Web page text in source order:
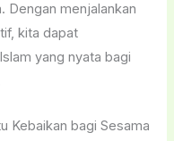
Dengan menjalankan
kita dapat
yang nyata bagi
Kebaikan bagi Sesama